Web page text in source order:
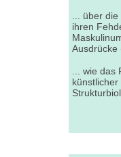
... über
ihren
Ausdrücke
... wie